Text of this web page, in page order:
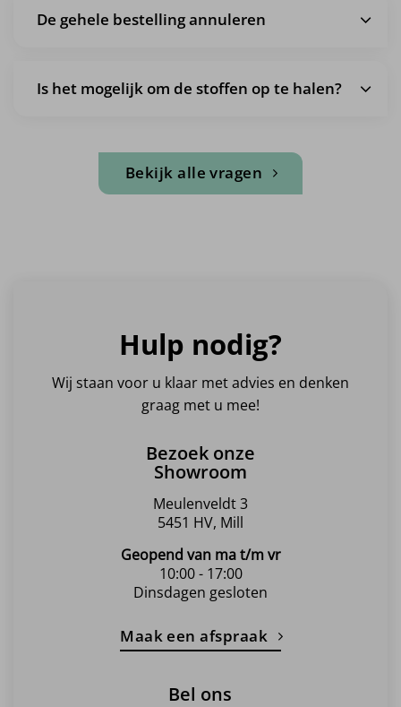
De gehele bestelling annuleren
Is het mogelijk om de stoffen op te halen?
Bekijk alle vragen
Hulp nodig?
Wij staan voor u klaar met advies en denken
graag met u mee!
Bezoek onze
Showroom
Meulenveldt 3
5451 HV, Mill
Geopend van ma t/m vr
10:00 - 17:00
Dinsdagen gesloten
Maak een afspraak
Bel ons